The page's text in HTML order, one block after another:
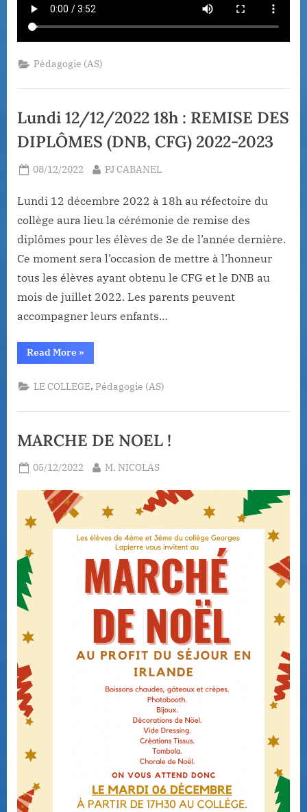
Pédagogie (AS)
Lundi 12/12/2022 18h : REMISE DES
DIPLÔMES (DNB, CFG) 2022-2023
Posted
08/12/2022 By
PJ CABANEL
Lundi 12 décembre 2022 à 18h au réfectoire du
collège aura lieu la cérémonie de remise des
diplômes pour les élèves de 3e de l’année dernière.
Ce moment sera l’occasion de mettre à l’honneur
tous les élèves ayant obtenu le CFG et le DNB au
mois de juillet 2022. Les parents peuvent
accompagner leurs enfants…
Read More“Lundi
12/12/2022
:
REMISE
DIPLÔMES
2022-
2023”
»
LE COLLEGE,Pédagogie (AS)
MARCHE DE NOEL !
Posted
05/12/2022 By
M. NICOLAS